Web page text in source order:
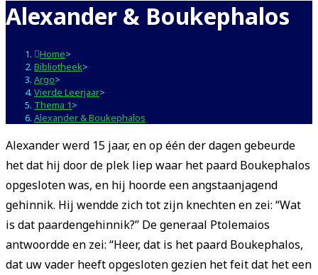
Alexander & Boukephalos
Home>
Bibliotheek>
Argo>
Vierde Leerjaar>
Thema 1>
Alexander & Boukephalos
Alexander werd 15 jaar, en op één der dagen gebeurde
het dat hij door de plek liep waar het paard Boukephalos
opgesloten was, en hij hoorde een angstaanjagend
gehinnik. Hij wendde zich tot zijn knechten en zei: “Wat
is dat paardengehinnik?” De generaal Ptolemaios
antwoordde en zei: “Heer, dat is het paard Boukephalos,
dat uw vader heeft opgesloten gezien het feit dat het een